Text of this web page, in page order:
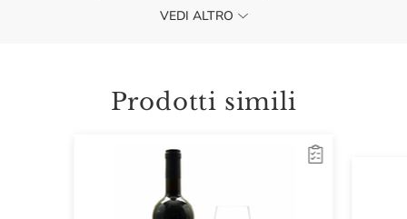
condividere con amici e famiglia, il Vino Biologico Bricco
quella del vino effettivamente spedito. La gradazione
invitiamo a verificare le informazioni riportate sul prodotto
VEDI ALTRO
Prodotti simili